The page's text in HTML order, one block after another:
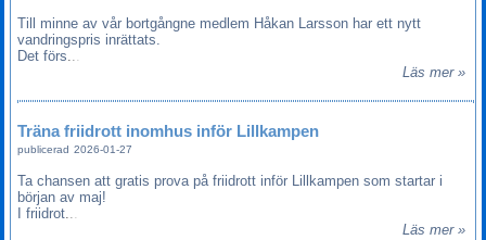
Till minne av vår bortgångne medlem Håkan Larsson har ett nytt
vandringspris inrättats.
Det förs...
Läs mer »
Träna friidrott inomhus inför Lillkampen
publicerad 2026-01-27
Ta chansen att gratis prova på friidrott inför Lillkampen som startar i
början av maj!
I friidrot...
Läs mer »